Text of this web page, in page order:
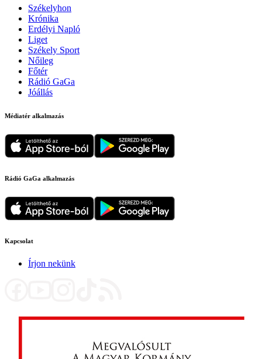
Székelyhon
Krónika
Erdélyi Napló
Liget
Székely Sport
Nőileg
Főtér
Rádió GaGa
Jóállás
Médiatér alkalmazás
Rádió GaGa alkalmazás
Kapcsolat
Írjon nekünk